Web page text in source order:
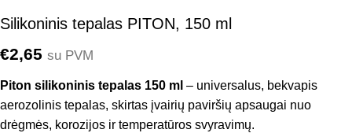
Silikoninis tepalas PITON, 150 ml
€2,65 su PVM
Piton silikoninis tepalas 150 ml – universalus, bekvapis
aerozolinis tepalas, skirtas įvairių paviršių apsaugai nuo
drėgmės, korozijos ir temperatūros svyravimų.